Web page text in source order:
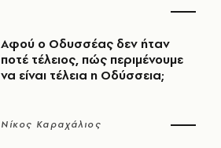
Αφού ο Οδυσσέας δεν ήταν
ποτέ τέλειος, πώς περιμένουμε
να είναι τέλεια η Οδύσσεια;
Νίκος Καραχάλιος